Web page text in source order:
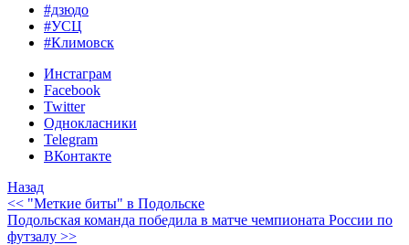
#дзюдо
#УСЦ
#Климовск
Инстаграм
Facebook
Twitter
Однокласники
Telegram
ВКонтакте
Назад
<< "Меткие биты" в Подольске
Подольская команда победила в матче чемпионата России по
футзалу >>